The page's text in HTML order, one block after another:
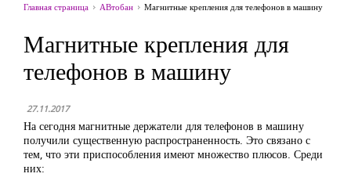
Главная страница АВтобан Магнитные крепления для телефонов в машину
Магнитные крепления для
телефонов в машину
27.11.2017
На сегодня магнитные держатели для телефонов в машину
получили существенную распространенность. Это связано с
тем, что эти приспособления имеют множество плюсов. Среди
них: